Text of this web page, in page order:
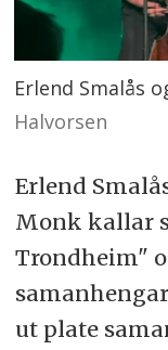
Erlend Smalås
Halvorsen
Erlend
Monk kallar
Trondheim"
ut plate